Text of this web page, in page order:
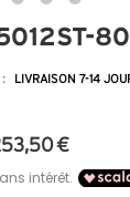
: LIVRAISON 7-14
€